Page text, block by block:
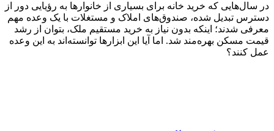
در سال‌هایی که خرید خانه برای بسیاری از خانوارها به رؤیایی دور از
دسترس تبدیل شده، صندوق‌های املاک و مستغلات با یک وعده مهم
معرفی شدند؛ اینکه بدون نیاز به خرید مستقیم ملک، بتوان از رشد
قیمت مسکن بهره‌مند شد. اما آیا این ابزارها توانسته‌اند به این وعده
عمل کنند؟